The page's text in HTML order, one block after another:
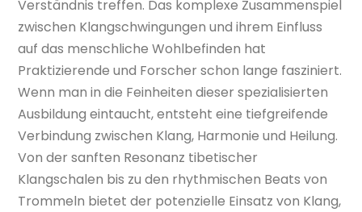
Verständnis treffen. Das komplexe Zusammenspiel
zwischen Klangschwingungen und ihrem Einfluss
auf das menschliche Wohlbefinden hat
Praktizierende und Forscher schon lange fasziniert.
Wenn man in die Feinheiten dieser spezialisierten
Ausbildung eintaucht, entsteht eine tiefgreifende
Verbindung zwischen Klang, Harmonie und Heilung.
Von der sanften Resonanz tibetischer
Klangschalen bis zu den rhythmischen Beats von
Trommeln bietet der potenzielle Einsatz von Klang,